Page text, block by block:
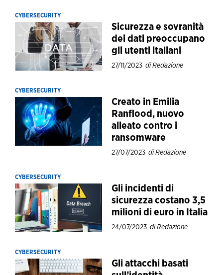
CYBERSECURITY
Sicurezza e sovranità
dei dati preoccupano
gli utenti italiani
27/11/2023 di Redazione
CYBERSECURITY
Creato in Emilia
Ranflood, nuovo
alleato contro i
ransomware
27/07/2023 di Redazione
CYBERSECURITY
Gli incidenti di
sicurezza costano 3,5
milioni di euro in Italia
24/07/2023 di Redazione
CYBERSECURITY
Gli attacchi basati